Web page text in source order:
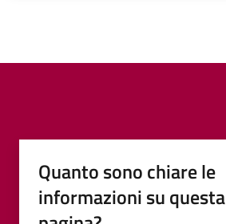
Quanto sono chiare le
informazioni su questa